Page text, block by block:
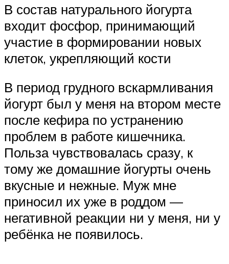
В состав натурального йогурта
входит фосфор, принимающий
участие в формировании новых
клеток, укрепляющий кости
В период грудного вскармливания
йогурт был у меня на втором месте
после кефира по устранению
проблем в работе кишечника.
Польза чувствовалась сразу, к
тому же домашние йогурты очень
вкусные и нежные. Муж мне
приносил их уже в роддом —
негативной реакции ни у меня, ни у
ребёнка не появилось.